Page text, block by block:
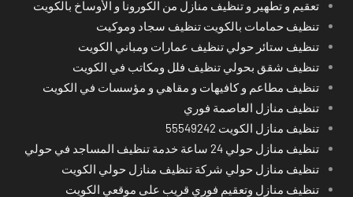
تعقيم و تطهير و تنظيف منازل من الكورونا و الأوساخ بالكويت
تنظيف حمامات بالكويت تنظيف سجاد وموكيت
تنظيف ستائر حولي تنظيف عمارات ومباني الكويت
تنظيف شقق بحولي تنظيف فلل ومكاتب في الكويت
تنظيف مطاعم و كافيهات و مقاهي و مؤسسات في الكويت
تنظيف منازل العاصمة فوري
تنظيف منازل الكويت 55549242
تنظيف منازل حولي 24 ساعة خدمة تنظيف المساجد في حولي
تنظيف منازل حولي شركة تنظيف منازل حولي الكويت
تنظيف منازل وتعقيم فوري قريب على موقعي الكويت